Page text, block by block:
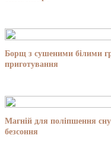
Борщ з сушеними білими
приготування
Магній для поліпшення
безсоння